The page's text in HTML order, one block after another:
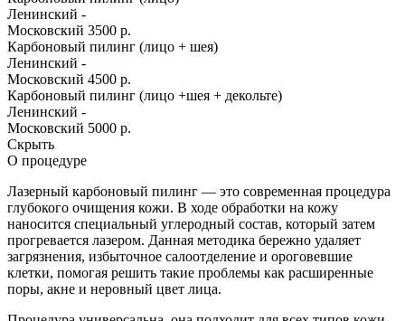
Ленинский -
Московский 3500 р.
Карбоновый пилинг (лицо + шея)
Ленинский -
Московский 4500 р.
Карбоновый пилинг (лицо +шея + декольте)
Ленинский -
Московский 5000 р.
Скрыть
О процедуре
Лазерный карбоновый пилинг — это современная процедура
глубокого очищения кожи. В ходе обработки на кожу
наносится специальный углеродный состав, который затем
прогревается лазером. Данная методика бережно удаляет
загрязнения, избыточное салоотделение и ороговевшие
клетки, помогая решить такие проблемы как расширенные
поры, акне и неровный цвет лица.